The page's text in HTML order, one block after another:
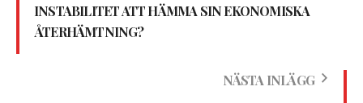
INSTABILITET ATT HÄMMA SIN EKONOMISKA
ÅTERHÄMTNING?
NÄSTA INLÄGG